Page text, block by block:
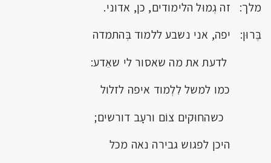
מלך: זה גְמוּל הלימודים, כן, אדוני.
בֶּרוּן: יפה, אני נשבע ללמוד בְּהתמדה
לדעת את מה שאסור לי שאֵדע:
כמו למשל לִלְמוד איפה לזלול
כשהחוּקים צוֹם ורעָב דורשים;
היכן לפגוש גבירה נאה מכל